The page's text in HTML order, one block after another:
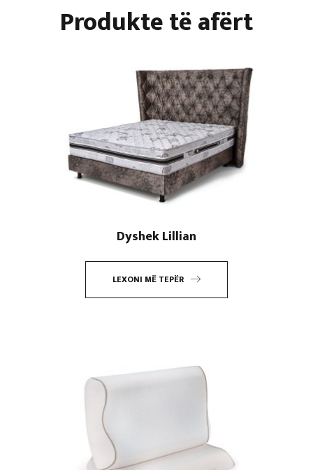
Produkte të afërt
Dyshek Lillian
LEXONI MË TEPËR